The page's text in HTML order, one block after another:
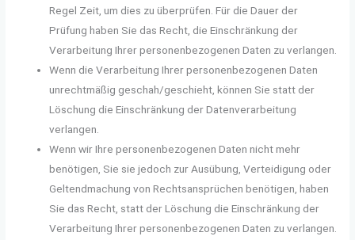
Regel Zeit, um dies zu überprüfen. Für die Dauer der
Prüfung haben Sie das Recht, die Einschränkung der
Verarbeitung Ihrer personenbezogenen Daten zu verlangen.
Wenn die Verarbeitung Ihrer personenbezogenen Daten
unrechtmäßig geschah/geschieht, können Sie statt der
Löschung die Einschränkung der Datenverarbeitung
verlangen.
Wenn wir Ihre personenbezogenen Daten nicht mehr
benötigen, Sie sie jedoch zur Ausübung, Verteidigung oder
Geltendmachung von Rechtsansprüchen benötigen, haben
Sie das Recht, statt der Löschung die Einschränkung der
Verarbeitung Ihrer personenbezogenen Daten zu verlangen.